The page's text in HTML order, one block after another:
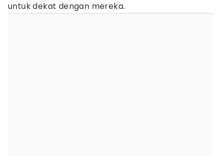
untuk dekat dengan mereka.